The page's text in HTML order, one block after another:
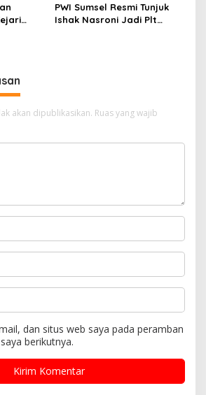
PWI Sumsel Resmi Tunjuk
Ishak Nasroni Jadi Plt
akan dipublikasikan. Ruas yang wajib
dan situs web saya pada peramban
berikutnya.